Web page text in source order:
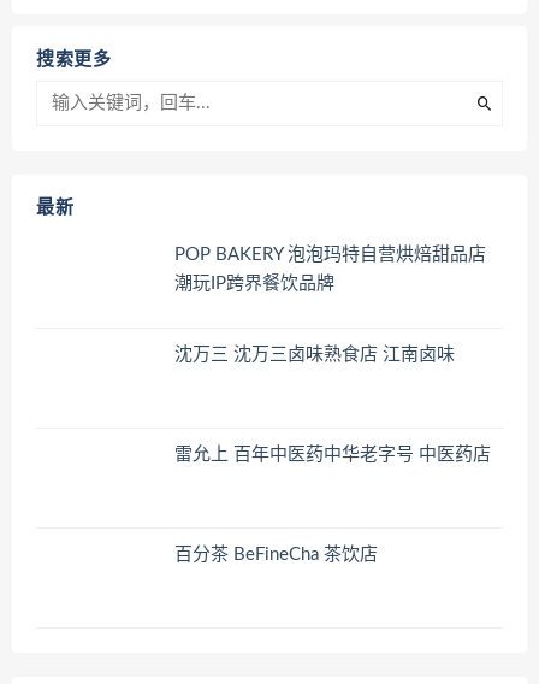
搜索更多
最新
POP BAKERY 泡泡玛特自营烘焙甜品店
潮玩IP跨界餐饮品牌
沈万三 沈万三卤味熟食店 江南卤味
雷允上 百年中医药中华老字号 中医药店
百分茶 BeFineCha 茶饮店